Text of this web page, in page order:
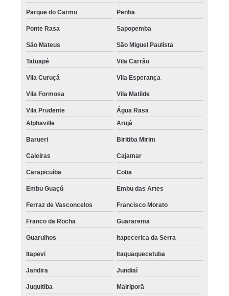
Parque do Carmo Penha
Ponte Rasa Sapopemba
São Mateus São Miguel Paulista
Tatuapé Vila Carrão
Vila Curuçá Vila Esperança
Vila Formosa Vila Matilde
Vila Prudente
Água Rasa
Alphaville
Arujá
Barueri Biritiba Mirim
Caieiras Cajamar
Carapicuíba Cotia
Embu Guaçú Embu das Artes
Ferraz de Vasconcelos Francisco Morato
Franco da Rocha Guararema
Guarulhos Itapecerica da Serra
Itapevi Itaquaquecetuba
Jandira Jundiaí
Juquitiba Mairiporã